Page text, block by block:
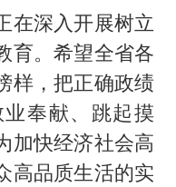
在深入开展树立
育。希望全省各
样，把正确政绩
奉献、跳起摸
加快经济社会高
高品质生活的实